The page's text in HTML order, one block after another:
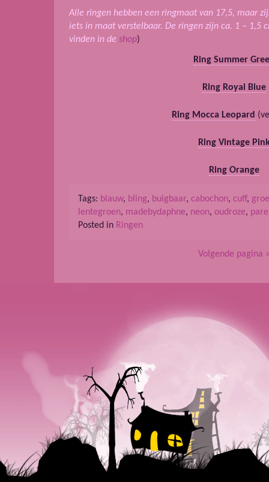
Alle ringen hebben een ringmaat van 17,5, maar
iets in maat verstelbaar. De ringen zijn ca. 1 – 1,5
vinden in de shop)
Ring Summer
Ring Royal Blue
Ring Mocca Leopard
Ring Vintage
Ring Orange
Tags: blauw, bling, buigbaar, cabochon, cuff,
lentegroen, madebydaphne, neon, oudroze,
Posted in Ringen
Volgende pagina